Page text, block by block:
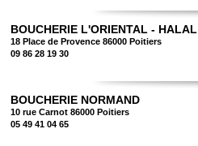
BOUCHERIE L'ORIENTAL - HALAL
18 Place de Provence 86000 Poitiers
09 86 28 19 30
BOUCHERIE NORMAND
10 rue Carnot 86000 Poitiers
05 49 41 04 65